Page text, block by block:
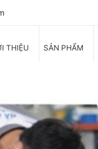
THIỆU SẢN PHẨM